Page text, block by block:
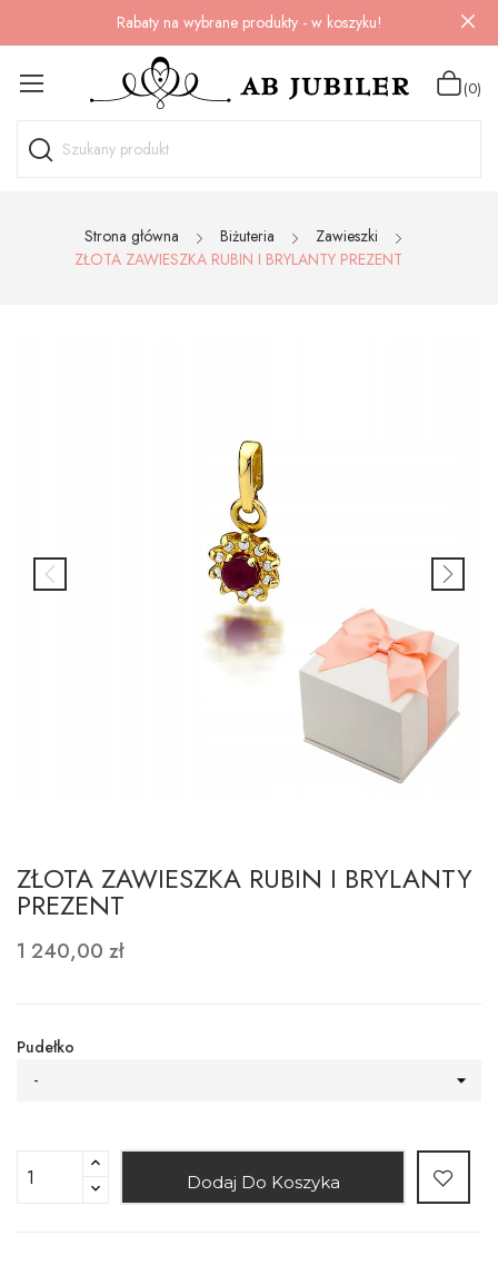
Rabaty na wybrane produkty - w koszyku!
(0)
Strona główna Biżuteria
Zawieszki
ZŁOTA ZAWIESZKA RUBIN I BRYLANTY PREZENT
ZŁOTA ZAWIESZKA RUBIN I BRYLANTY
PREZENT
1 240,00 zł
Pudełko
-
Dodaj Do Koszyka